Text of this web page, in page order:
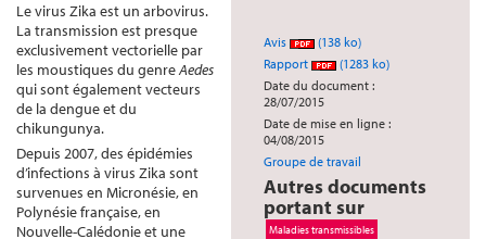
Avis
(138 ko)
Rapport
(1283 ko)
Date du document :
28/07/2015
Date de mise en ligne :
04/08/2015
Groupe de travail
Autres documents
portant sur
Maladies transmissibles
Le virus Zika est un arbovirus.
La transmission est presque
exclusivement vectorielle par
les moustiques du genreAedes
qui sont également vecteurs
de la dengue et du
chikungunya.
Depuis 2007, des épidémies
d’infections à virus Zika sont
survenues en Micronésie, en
Polynésie française, en
Nouvelle-Calédonie et une